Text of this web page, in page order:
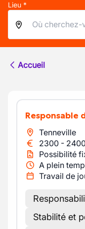
Lieu *
Accueil
Responsable
Tenneville
2300 -
Possibilité
A plein
Travail de
Stabilité et